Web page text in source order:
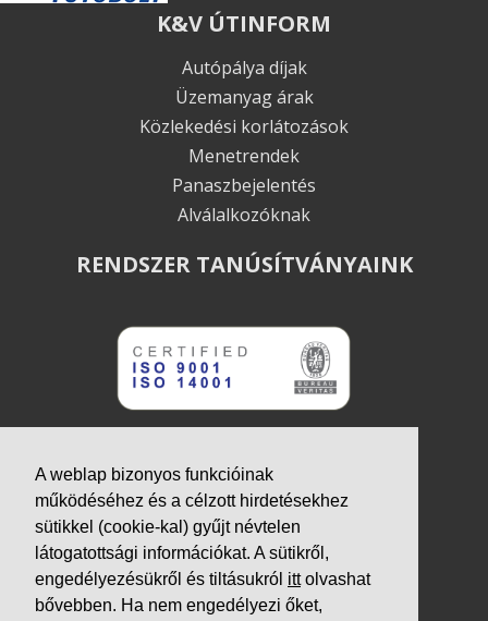
A weblap bizonyos funkcióinak
működéséhez és a célzott hirdetésekhez
sütikkel (cookie-kal) gyűjt névtelen
látogatottsági információkat. A sütikről,
engedélyezésükről és tiltásukról ittolvashat
bővebben. Ha nem engedélyezi őket,
K&V ÚTINFORM
Autópálya díjak
Üzemanyag árak
Közlekedési korlátozások
Menetrendek
Panaszbejelentés
Alválalkozóknak
RENDSZER TANÚSÍTVÁNYAINK